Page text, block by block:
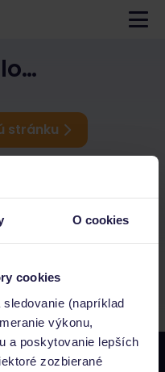
O cookies
cookies
(napríklad
výkonu,
a poskytovanie lepších
zozbierané
stránku